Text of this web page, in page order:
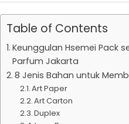
Table of Contents
Keunggulan Hsemei Pack
Parfum Jakarta
8 Jenis Bahan untuk
Art Paper
Art Carton
Duplex